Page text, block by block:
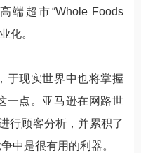
端超市“Whole Foods
化。
于现实世界中也将掌握
一点。亚马逊在网路世
行顾客分析，并累积了
中是很有用的利器。